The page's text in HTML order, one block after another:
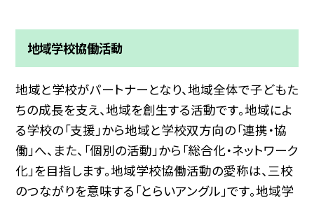
地域学校協働活動
地域と学校がパートナーとなり、地域全体で子どもた
ちの成長を支え、地域を創生する活動です。地域によ
る学校の「支援」から地域と学校双方向の「連携・協
働」へ、また、「個別の活動」から「総合化・ネットワーク
化」を目指します。地域学校協働活動の愛称は、三校
のつながりを意味する「とらいアングル」です。地域学